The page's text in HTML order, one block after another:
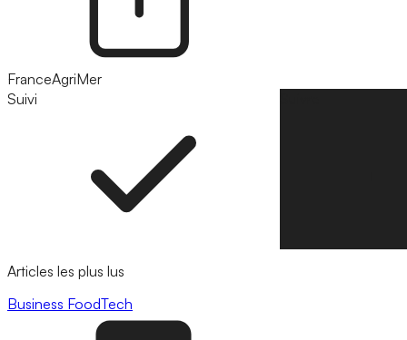
FranceAgriMer
Suivi
Articles les plus lus
Business FoodTech